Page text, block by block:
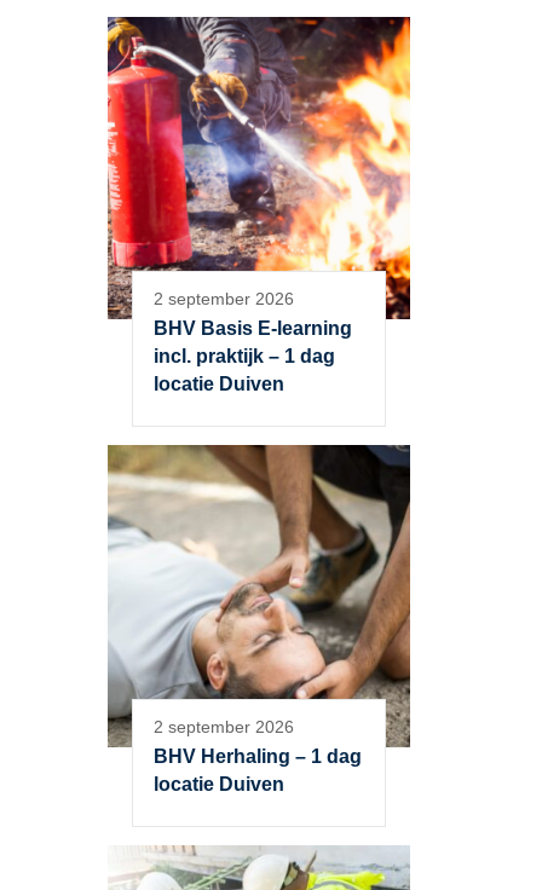
2 september 2026
BHV Basis E-learning
incl. praktijk – 1 dag
locatie Duiven
2 september 2026
BHV Herhaling – 1 dag
locatie Duiven